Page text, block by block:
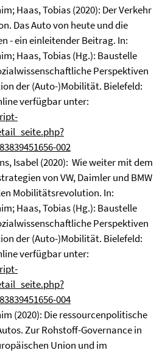
Haas, Tobias (2020): Der Verkehr
Das Auto von heute und die
- ein einleitender Beitrag. In:
Haas, Tobias (Hg.): Baustelle
Perspektiven
der (Auto-)Mobilität. Bielefeld:
verfügbar unter:
002
Isabel (2020): Wie weiter mit dem
von VW, Daimler und BMW
Mobilitätsrevolution. In:
Haas, Tobias (Hg.): Baustelle
Perspektiven
der (Auto-)Mobilität. Bielefeld:
verfügbar unter:
004
(2020): Die ressourcenpolitische
Zur Rohstoff-Governance in
Union und im